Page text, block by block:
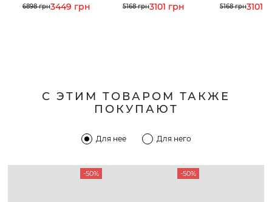
6898 грн3449 грн 5168 грн3101 грн 5168 грн3101
С ЭТИМ ТОВАРОМ ТАКЖЕ
ПОКУПАЮТ
Для нее Для него
-50% -50%